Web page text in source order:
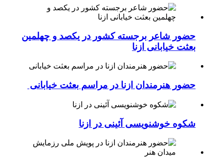
حضور شاعر برجسته کشور در یکصد و چهلمین
بعثت خیابانی ازنا
حضور هنرمندان ازنا در مراسم بعثت خیابانی
شکوه خوشنویسی آئینی در ازنا